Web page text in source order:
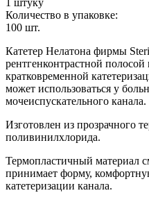
Количество в упаковке:
100 шт.
Катетер Нелатона фирмы
рентгенконтрастной
кратковременной
может использоваться у
мочеиспускательного канала.
Изготовлен из прозрачного
поливинилхлорида.
Термопластичный материал
принимает форму,
катетеризации канала.